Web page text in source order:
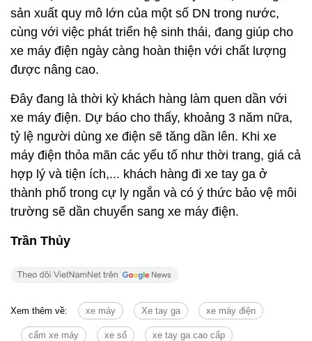
sản xuất quy mô lớn của một số DN trong nước,
cùng với việc phát triển hệ sinh thái, đang giúp cho
xe máy điện ngày càng hoàn thiện với chất lượng
được nâng cao.
Đây đang là thời kỳ khách hàng làm quen dần với
xe máy điện. Dự báo cho thấy, khoảng 3 năm nữa,
tỷ lệ người dùng xe điện sẽ tăng dần lên. Khi xe
máy điện thỏa mãn các yếu tố như thời trang, giá cả
hợp lý và tiện ích,... khách hàng đi xe tay ga ở
thành phố trong cự ly ngắn và có ý thức bảo vệ môi
trường sẽ dần chuyển sang xe máy điện.
Trần Thủy
Xem thêm về: xe máy Xe tay ga xe máy điện
cấm xe máy xe số xe tay ga cao cấp